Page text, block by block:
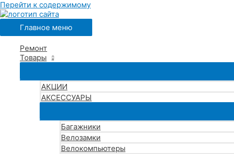
Перейти к содержимому
Главное меню
Ремонт
Товары
АКЦИИ
АКСЕССУАРЫ
Багажники
Велозамки
Велокомпьютеры